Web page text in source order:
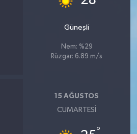
Güneşli
Nem: %29
Rüzgar: 6.89 m/s
15 AĞUSTOS
CUMARTESI
°